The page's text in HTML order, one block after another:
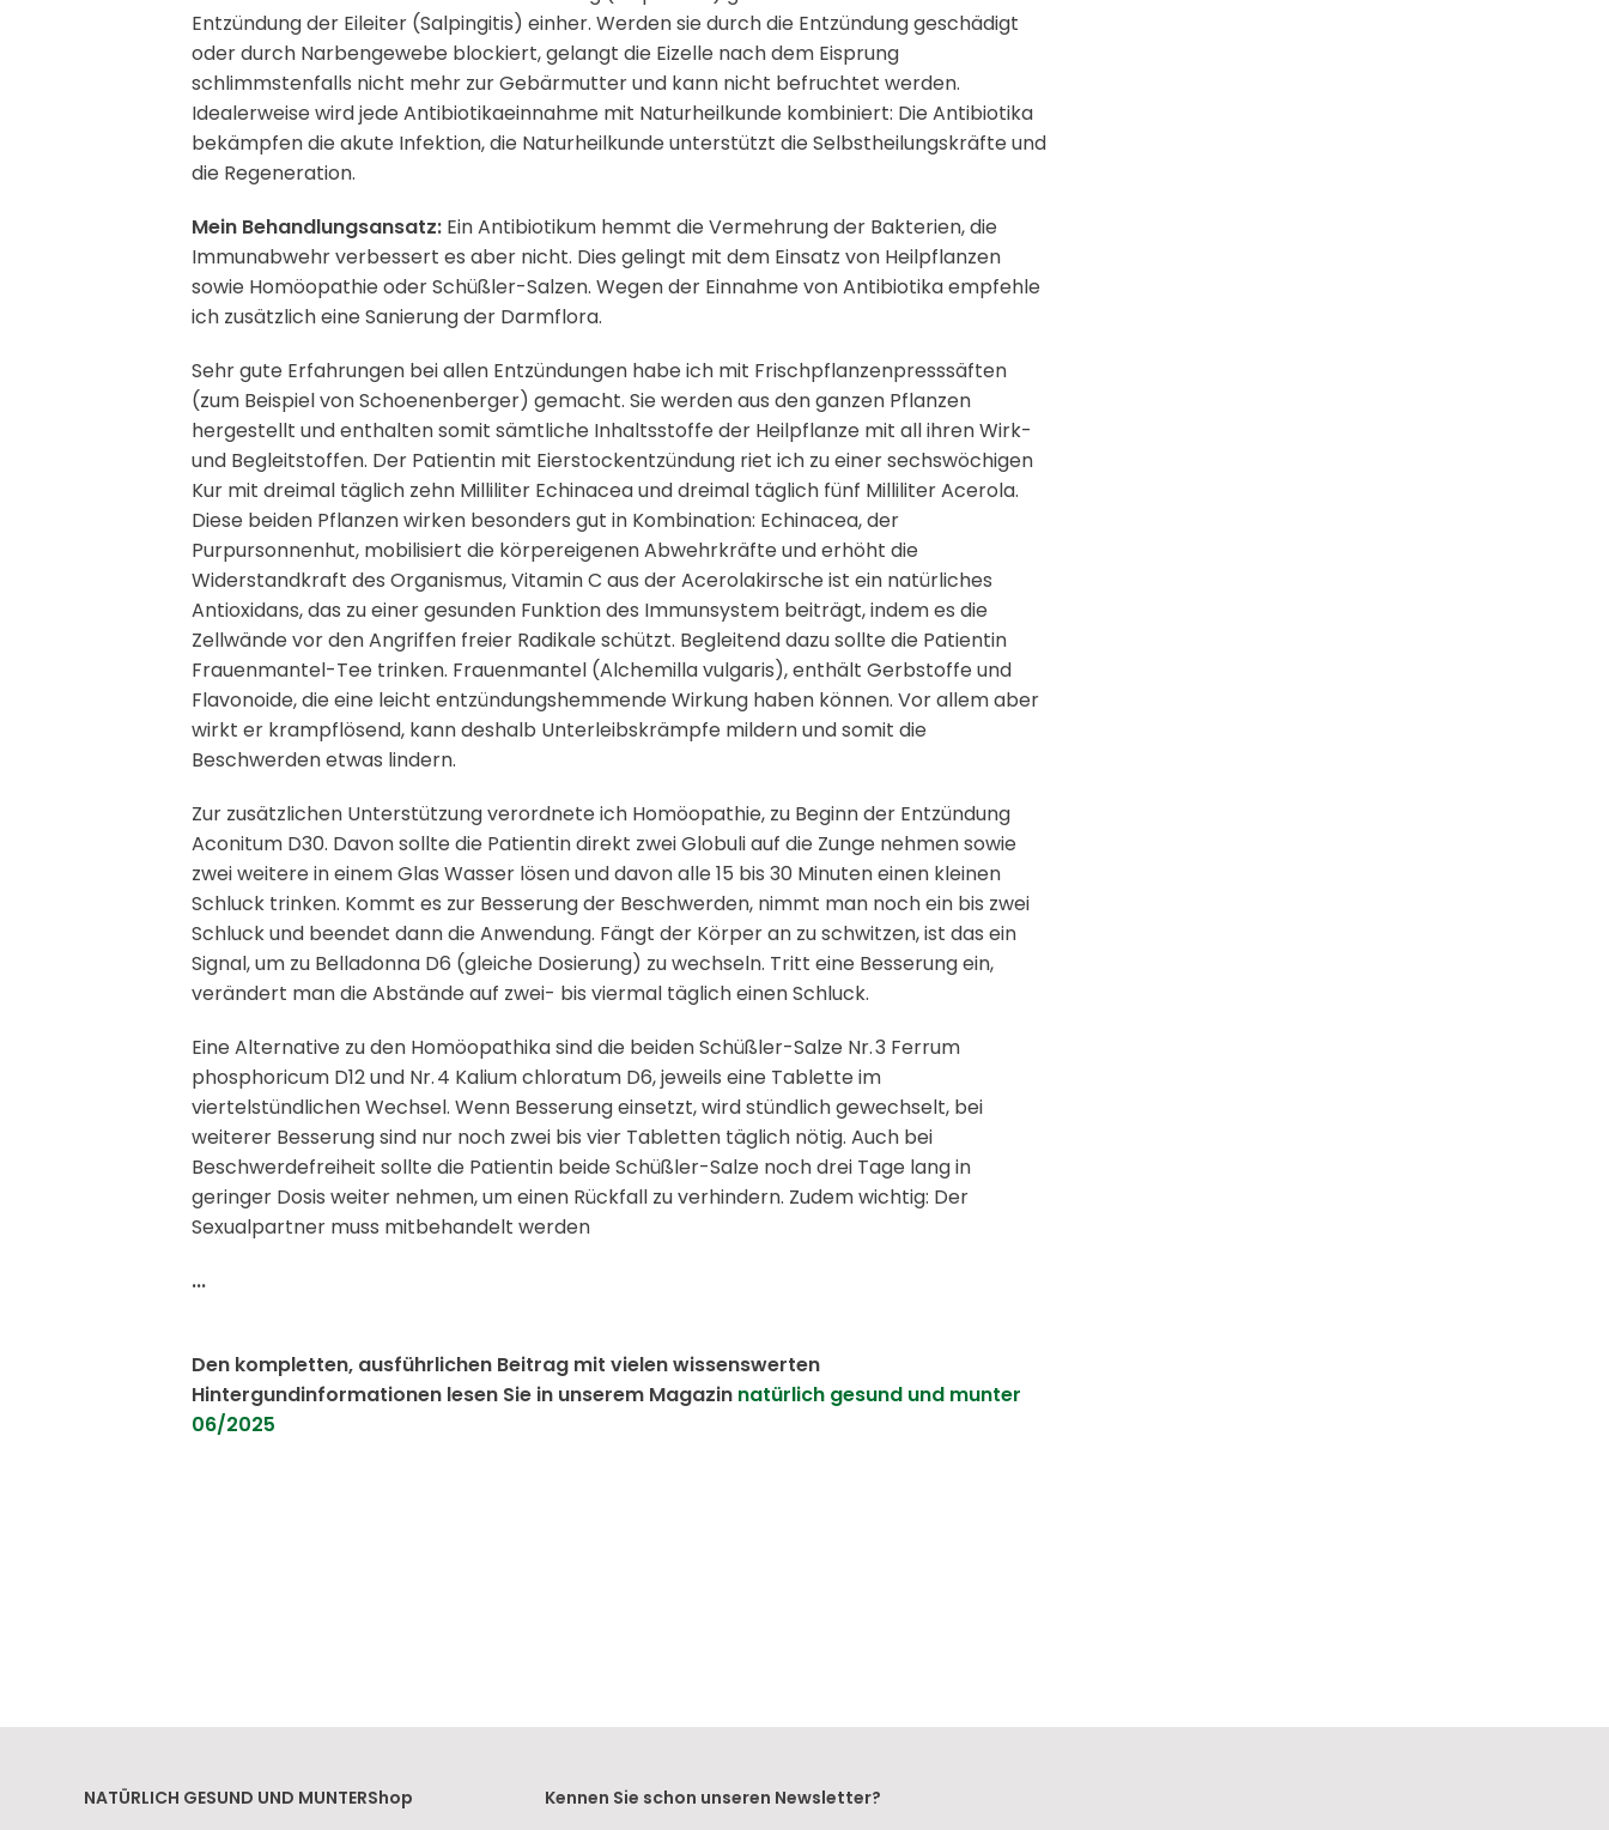
Entzündung der Eileiter (Salpingitis) einher. Werden sie durch die Entzündung geschädigt
oder durch Narbengewebe blockiert, gelangt die Eizelle nach dem Eisprung
schlimmstenfalls nicht mehr zur Gebärmutter und kann nicht befruchtet werden.
Idealerweise wird jede Antibiotikaeinnahme mit Naturheilkunde kombiniert: Die Antibiotika
bekämpfen die akute Infektion, die Naturheilkunde unterstützt die Selbstheilungskräfte und
die Regeneration.
Mein Behandlungsansatz: Ein Antibiotikum hemmt die Vermehrung der Bakterien, die
Immunabwehr verbessert es aber nicht. Dies gelingt mit dem Einsatz von Heilpflanzen
sowie Homöopathie oder Schüßler-Salzen. Wegen der Einnahme von Antibiotika empfehle
ich zusätzlich eine Sanierung der Darmflora.
Sehr gute Erfahrungen bei allen Entzündungen habe ich mit Frischpflanzenpresssäften
(zum Beispiel von Schoenenberger) gemacht. Sie werden aus den ganzen Pflanzen
hergestellt und enthalten somit sämtliche Inhaltsstoffe der Heilpflanze mit all ihren Wirk-
und Begleitstoffen. Der Patientin mit Eierstockentzündung riet ich zu einer sechswöchigen
Kur mit dreimal täglich zehn Milliliter Echinacea und dreimal täglich fünf Milliliter Acerola.
Diese beiden Pflanzen wirken besonders gut in Kombination: Echinacea, der
Purpursonnenhut, mobilisiert die körpereigenen Abwehrkräfte und erhöht die
Widerstandkraft des Organismus, Vitamin C aus der Acerolakirsche ist ein natürliches
Antioxidans, das zu einer gesunden Funktion des Immunsystem beiträgt, indem es die
Zellwände vor den Angriffen freier Radikale schützt. Begleitend dazu sollte die Patientin
Frauenmantel-Tee trinken. Frauenmantel (Alchemilla vulgaris), enthält Gerbstoffe und
Flavonoide, die eine leicht entzündungshemmende Wirkung haben können. Vor allem aber
wirkt er krampflösend, kann deshalb Unterleibskrämpfe mildern und somit die
Beschwerden etwas lindern.
Zur zusätzlichen Unterstützung verordnete ich Homöopathie, zu Beginn der Entzündung
Aconitum D30. Davon sollte die Patientin direkt zwei Globuli auf die Zunge nehmen sowie
zwei weitere in einem Glas Wasser lösen und davon alle 15 bis 30 Minuten einen kleinen
Schluck trinken. Kommt es zur Besserung der Beschwerden, nimmt man noch ein bis zwei
Schluck und beendet dann die Anwendung. Fängt der Körper an zu schwitzen, ist das ein
Signal, um zu Belladonna D6 (gleiche Dosierung) zu wechseln. Tritt eine Besserung ein,
verändert man die Abstände auf zwei- bis viermal täglich einen Schluck.
Eine Alternative zu den Homöopathika sind die beiden Schüßler-Salze Nr. 3 Ferrum
phosphoricum D12 und Nr. 4 Kalium chloratum D6, jeweils eine Tablette im
viertelstündlichen Wechsel. Wenn Besserung einsetzt, wird stündlich gewechselt, bei
weiterer Besserung sind nur noch zwei bis vier Tabletten täglich nötig. Auch bei
Beschwerdefreiheit sollte die Patientin beide Schüßler-Salze noch drei Tage lang in
geringer Dosis weiter nehmen, um einen Rückfall zu verhindern. Zudem wichtig: Der
Sexualpartner muss mitbehandelt werden
...
Den kompletten, ausführlichen Beitrag mit vielen wissenswerten
Hintergundinformationen lesen Sie in unserem Magazin natürlich gesund und munter
06/2025
NATÜRLICH GESUND UND MUNTERShop Kennen Sie schon unseren Newsletter?